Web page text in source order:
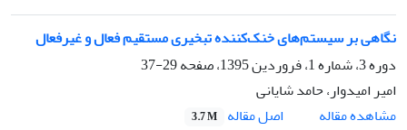
نگاهی بر سیستم‌های خنک‌کننده تبخیری مستقیم فعال و غیرفعال
دوره 3، شماره 1، فروردین 1395، صفحه
29-37
امیر امیدوار، حامد شایانی
مشاهده مقاله
اصل مقاله 3.7 M